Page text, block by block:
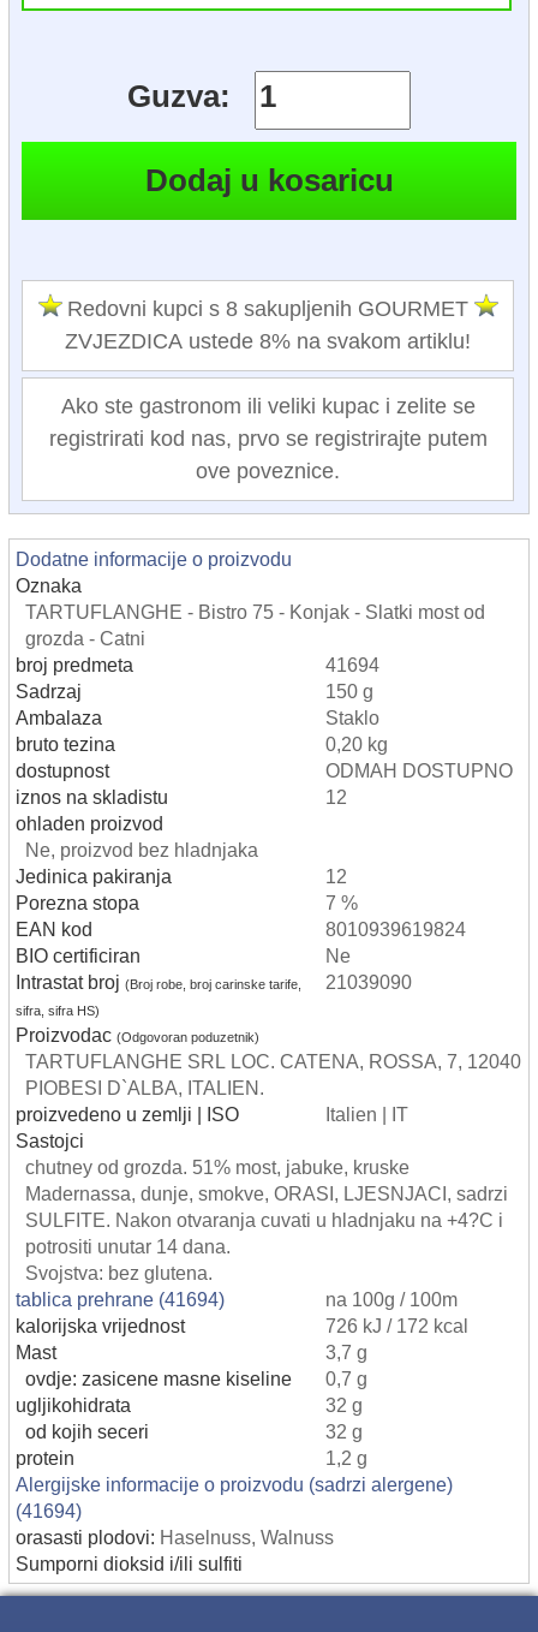
Guzva:
Redovni kupci s 8 sakupljenih GOURMET
ZVJEZDICA ustede 8% na svakom artiklu!
Ako ste gastronom ili veliki kupac i zelite se
registrirati kod nas, prvo se registrirajte putem
ove poveznice.
Dodatne informacije o proizvodu
Oznaka
TARTUFLANGHE - Bistro 75 - Konjak - Slatki most od
grozda - Catni
broj predmeta
41694
Sadrzaj
150 g
Ambalaza
Staklo
bruto tezina
0,20 kg
dostupnost
ODMAH DOSTUPNO
iznos na skladistu
12
ohladen proizvod
Ne, proizvod bez hladnjaka
Jedinica pakiranja
12
Porezna stopa
7 %
EAN kod
8010939619824
BIO certificiran
Ne
Intrastat broj (Broj robe, broj carinske tarife,
sifra, sifra HS)
21039090
Proizvodac (Odgovoran poduzetnik)
TARTUFLANGHE SRL LOC. CATENA, ROSSA, 7, 12040
PIOBESI D`ALBA, ITALIEN.
proizvedeno u zemlji | ISO
Italien | IT
Sastojci
chutney od grozda. 51% most, jabuke, kruske
Madernassa, dunje, smokve, ORASI, LJESNJACI, sadrzi
SULFITE. Nakon otvaranja cuvati u hladnjaku na +4?C i
potrositi unutar 14 dana.
Svojstva: bez glutena.
tablica prehrane (41694)
na 100g / 100m
kalorijska vrijednost
726 kJ / 172 kcal
Mast
3,7 g
ovdje: zasicene masne kiseline
0,7 g
ugljikohidrata
32 g
od kojih seceri
32 g
protein
1,2 g
Alergijske informacije o proizvodu (sadrzi alergene)
(41694)
orasasti plodovi: Haselnuss, Walnuss
Sumporni dioksid i/ili sulfiti